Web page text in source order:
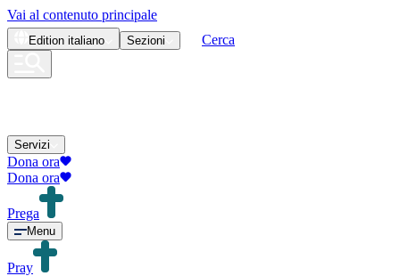
Vai al contenuto principale
Edition italiano Sezioni Cerca
Servizi
Dona ora
Dona ora
Prega
Menu
Pray